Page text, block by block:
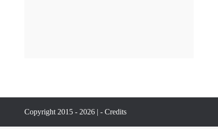
Copyright 2015 - 2026 | - Credits